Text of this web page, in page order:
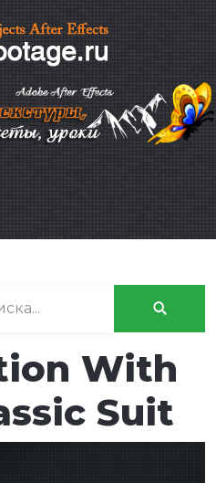
With
Suit